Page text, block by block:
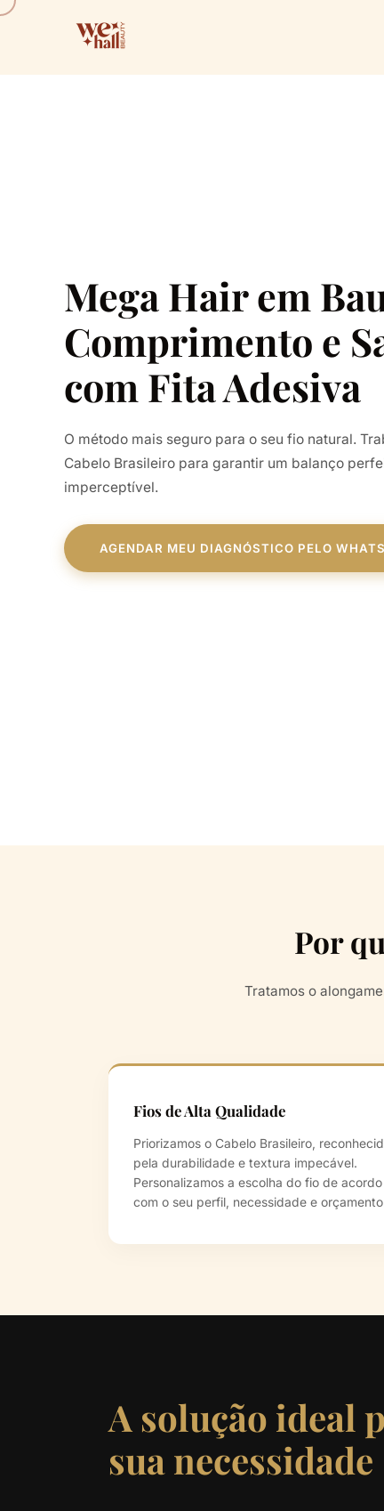
Mega Hair em
Comprimento e
com Fita Adesiva
O método mais seguro para o seu fio natural.
Cabelo Brasileiro para garantir um balanço
imperceptível.
AGENDAR MEU DIAGNÓSTICO PELO
Por
Tratamos o
Fios de Alta Qualidade
Priorizamos o Cabelo Brasileiro,
pela durabilidade e textura impecável.
Personalizamos a escolha do fio de acordo
com o seu perfil, necessidade e
A solução ideal
sua necessidade